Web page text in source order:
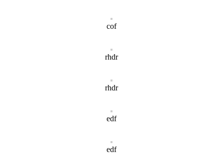
cof
rhdr
rhdr
edf
edf